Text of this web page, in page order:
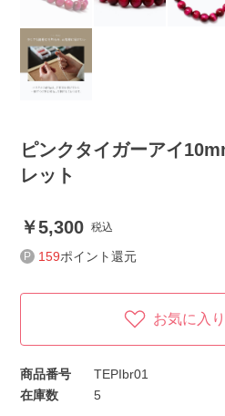
ピンクタイガーアイ
レット
5,300 税込
159ポイント還元
お気に入
商品番号
TEPIbr01
在庫数
5